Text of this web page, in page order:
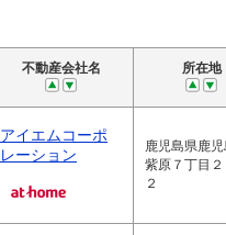
不動産会社名 所在地
アイエムコーポ
レーション
鹿児島県鹿
紫原７丁目２
２